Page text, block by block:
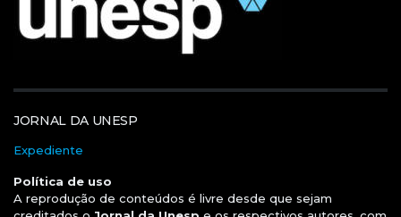
JORNAL DA UNESP
Expediente
Política de uso
A reprodução de conteúdos é livre desde que sejam